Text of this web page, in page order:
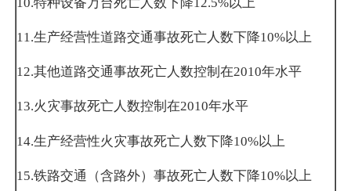
11.生产经营性道路交通事故死亡人数下降10%以上
12.其他道路交通事故死亡人数控制在2010年水平
13.火灾事故死亡人数控制在2010年水平
14.生产经营性火灾事故死亡人数下降10%以上
15.铁路交通（含路外）事故死亡人数下降10%以上